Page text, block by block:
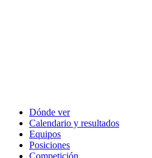
Dónde ver
Calendario y resultados
Equipos
Posiciones
Competición